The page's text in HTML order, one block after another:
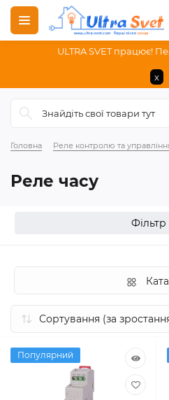
ULTRA SVET працює!
x
Головна Реле контролю та
Реле часу
Фільтр
Популярний